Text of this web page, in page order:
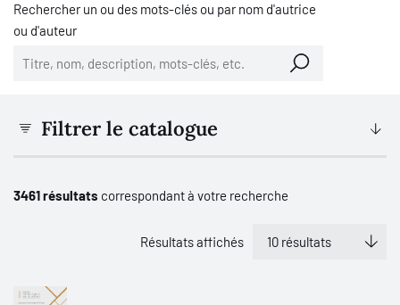
Rechercher un ou des mots-clés ou par nom d'autrice
ou d'auteur
Filtrer le catalogue
3461 résultats correspondant à votre recherche
Résultats affichés